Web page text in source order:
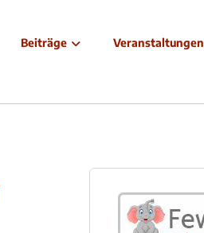
Beiträge Veranstaltungen